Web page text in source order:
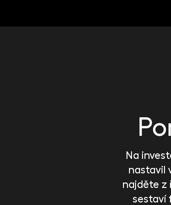
Na
nastavil
najděte z
sestaví